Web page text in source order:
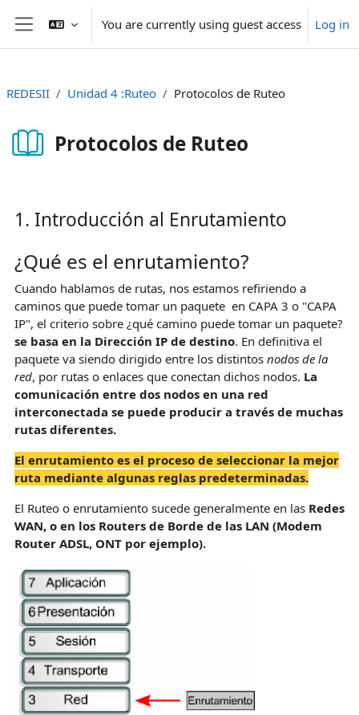
Skip to main content
Side panel
You are currently using guest access Log in
REDESII Unidad 4 :Ruteo Protocolos de Ruteo
Protocolos de Ruteo
1. Introducción al Enrutamiento
¿Qué es el enrutamiento?
Cuando hablamos de rutas, nos estamos refiriendo a
caminos que puede tomar un paquete en CAPA 3 o "CAPA
IP", el criterio sobre ¿qué camino puede tomar un paquete?
se basa en la Dirección IP de destino. En definitiva el
paquete va siendo dirigido entre los distintos nodos de la
red, por rutas o enlaces que conectan dichos nodos. La
comunicación entre dos nodos en una red
interconectada se puede producir a través de muchas
rutas diferentes.
El enrutamiento es el proceso de seleccionar la mejor
ruta mediante algunas reglas predeterminadas.
El Ruteo o enrutamiento sucede generalmente en las Redes
WAN, o en los Routers de Borde de las LAN (Modem
Router ADSL, ONT por ejemplo).